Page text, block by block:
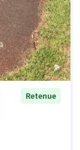
Retenue